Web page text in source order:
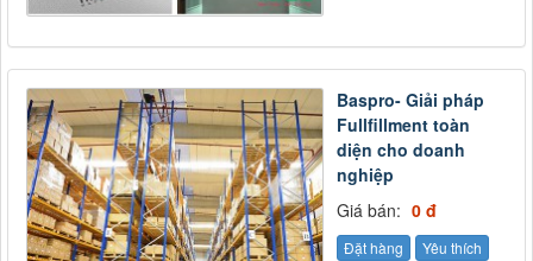
Baspro- Giải pháp
Fullfillment toàn
diện cho doanh
nghiệp
Giá bán: 0 đ
Đặt hàng Yêu thích